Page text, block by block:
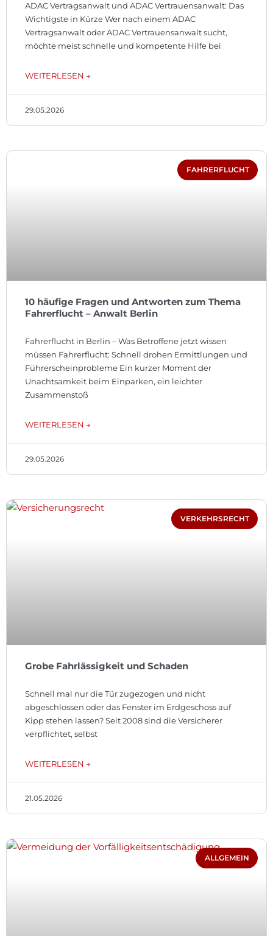
ADAC Vertragsanwalt und ADAC Vertrauensanwalt: Das
Wichtigste in Kürze Wer nach einem ADAC
Vertragsanwalt oder ADAC Vertrauensanwalt sucht,
möchte meist schnelle und kompetente Hilfe bei
WEITERLESEN →
29.05.2026
FAHRERFLUCHT
10 häufige Fragen und Antworten zum Thema
Fahrerflucht – Anwalt Berlin
Fahrerflucht in Berlin – Was Betroffene jetzt wissen
müssen Fahrerflucht: Schnell drohen Ermittlungen und
Führerscheinprobleme Ein kurzer Moment der
Unachtsamkeit beim Einparken, ein leichter
Zusammenstoß
WEITERLESEN →
29.05.2026
VERKEHRSRECHT
Grobe Fahrlässigkeit und Schaden
Schnell mal nur die Tür zugezogen und nicht
abgeschlossen oder das Fenster im Erdgeschoss auf
Kipp stehen lassen? Seit 2008 sind die Versicherer
verpflichtet, selbst
WEITERLESEN →
21.05.2026
ALLGEMEIN